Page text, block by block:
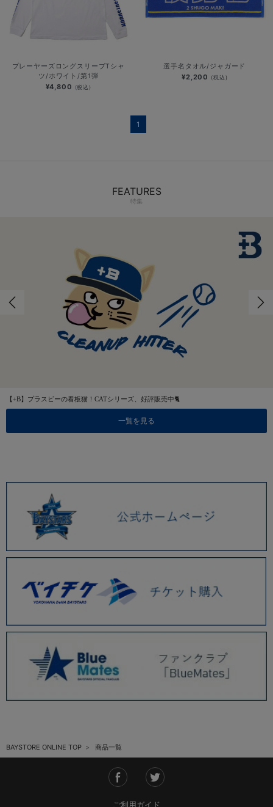
プレーヤーズロングスリーブTシャ
ツ/ホワイト/第1弾
¥4,800 (税込)
選手名タオル/ジャガード
¥2,200 (税込)
1
FEATURES
特集
【+B】プラスビーの看板猫！CATシリーズ、好評販売中🐈
一覧を見る
BAYSTORE ONLINE TOP 商品一覧
ご利用ガイド